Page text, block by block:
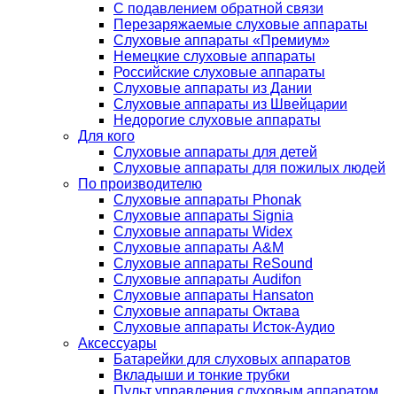
C подавлением обратной связи
Перезаряжаемые слуховые аппараты
Слуховые аппараты «Премиум»
Немецкие слуховые аппараты
Российские слуховые аппараты
Слуховые аппараты из Дании
Слуховые аппараты из Швейцарии
Недорогие слуховые аппараты
Для кого
Слуховые аппараты для детей
Слуховые аппараты для пожилых людей
По производителю
Слуховые аппараты Phonak
Слуховые аппараты Signia
Слуховые аппараты Widex
Слуховые аппараты A&M
Слуховые аппараты ReSound
Слуховые аппараты Audifon
Слуховые аппараты Hansaton
Слуховые аппараты Октава
Слуховые аппараты Исток-Аудио
Аксессуары
Батарейки для слуховых аппаратов
Вкладыши и тонкие трубки
Пульт управления слуховым аппаратом